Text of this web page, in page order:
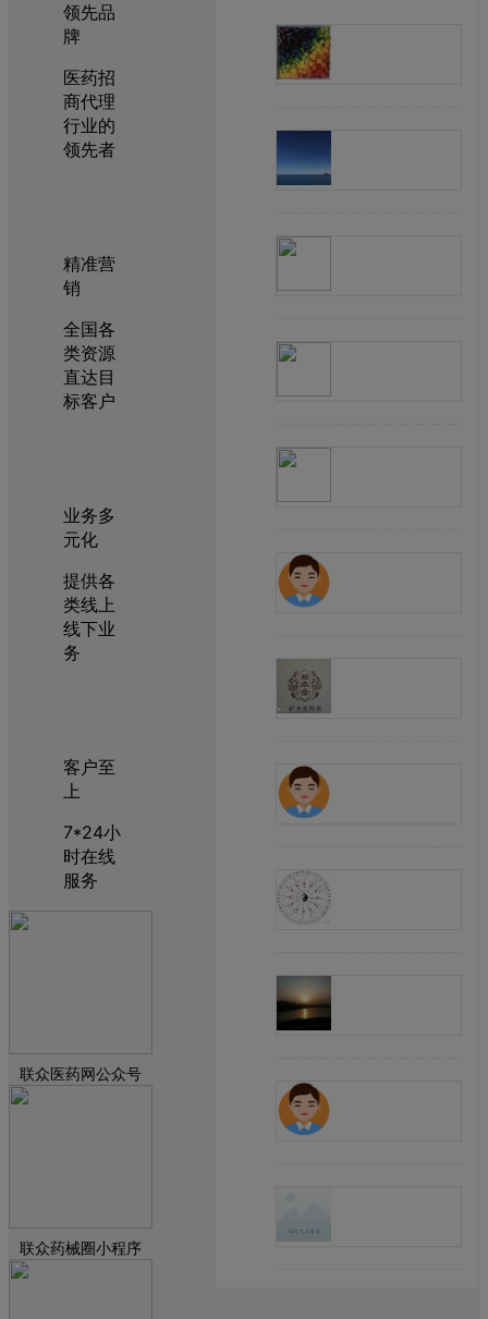
领先品
牌
医药招
商代理
行业的
领先者
精准营
销
全国各
类资源
直达目
标客户
业务多
元化
提供各
类线上
线下业
务
客户至
上
7*24小
时在线
服务
联众医药网公众号
联众药械圈小程序